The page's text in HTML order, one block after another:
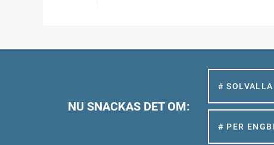
NU SNACKAS DET OM:
# SOLVALLA
# PER